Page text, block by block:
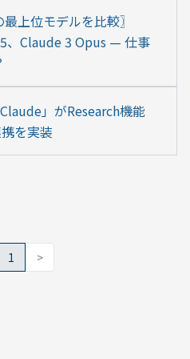
上位モデルを比較〗
、Claude 3 Opus — 仕事
」がResearch機能
を実装
1 >